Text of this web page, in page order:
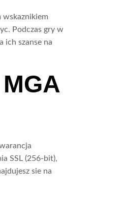
wskaznikiem
Podczas gry w
ich szanse na
SSL (256-bit),
sie na